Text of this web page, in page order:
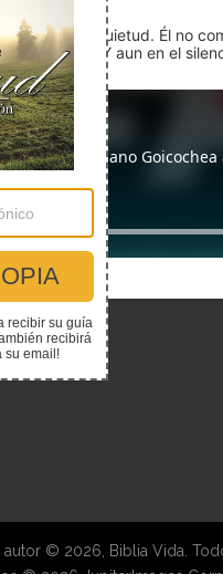
en la quietud. Él no
presente. Y aun en el
Enlaces Rápidos
autor © 2026, Biblia Vida.